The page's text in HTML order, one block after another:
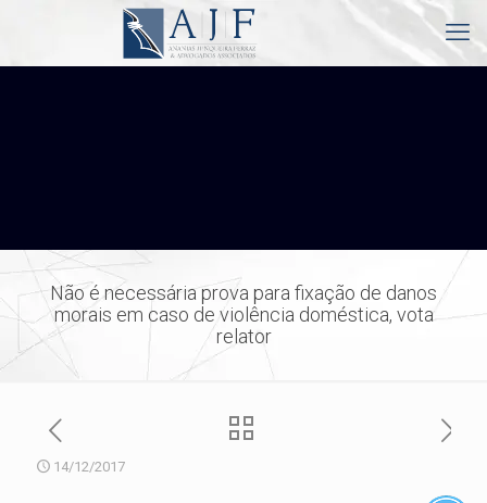
Não é necessária prova para fixação de danos
morais em caso de violência doméstica, vota
relator
14/12/2017